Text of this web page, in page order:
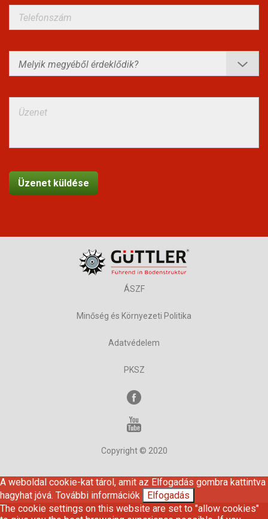
ÁSZF
Minőség és Környezeti Politika
Adatvédelem
PKSZ
Copyright © 2020
A weboldal cookie-kat tárol, amit az Elfogadás gombra kattintva
hagyhat jóvá. További információk
Elfogadás
The cookie settings on this website are set to "allow cookies"